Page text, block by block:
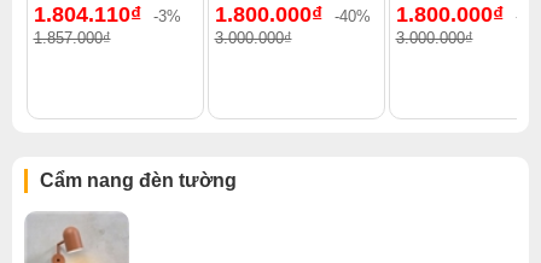
đèn tường .
Xem thêm:
Đèn tường tân cổ điển Đèn tường phòng khách
1.804.110₫
-3%
1.857.000₫
1.800.000₫
-40%
3.000.000₫
1.800.000₫
-
3.000.000₫
Cẩm nang đèn tường